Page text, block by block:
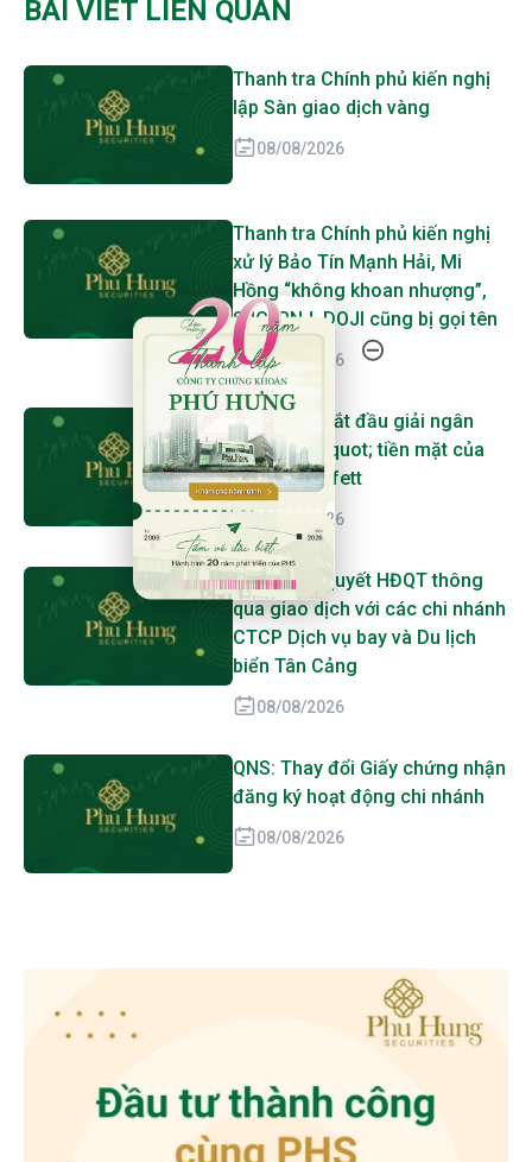
BÀI VIẾT LIÊN QUAN
Thanh tra Chính phủ kiến nghị
lập Sàn giao dịch vàng
08/08/2026
Thanh tra Chính phủ kiến nghị
xử lý Bảo Tín Mạnh Hải, Mi
Hồng “không khoan nhượng”,
SJC, PNJ, DOJI cũng bị gọi tên
08/08/2026
Greg Abel bắt đầu giải ngân
&quot;núi&quot; tiền mặt của
Warren Buffett
08/08/2026
TOS: Nghị quyết HĐQT thông
qua giao dịch với các chi nhánh
CTCP Dịch vụ bay và Du lịch
biển Tân Cảng
08/08/2026
QNS: Thay đổi Giấy chứng nhận
đăng ký hoạt động chi nhánh
08/08/2026
20 Năm Thành Lập - Công Ty Chứng Khoán Phú